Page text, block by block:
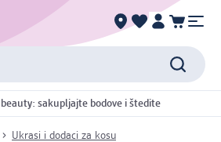
sakupljajte bodove i štedite
Ukrasi i dodaci za kosu